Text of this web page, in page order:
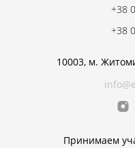
10003, м.
Принимаем
+38
+38